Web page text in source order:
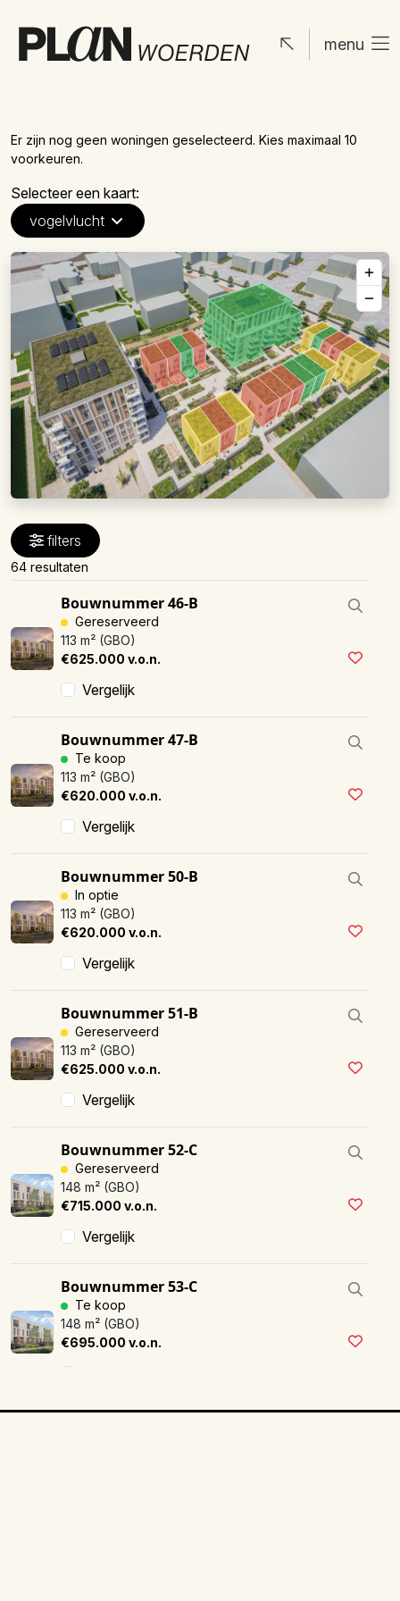
menu
Er zijn nog geen woningen geselecteerd. Kies maximaal 10
voorkeuren.
Selecteer een kaart:
vogelvlucht
filters
64 resultaten
Bouwnummer 46-B
Gereserveerd
113 m² (GBO)
€625.000 v.o.n.
Vergelijk
Bouwnummer 47-B
Te koop
113 m² (GBO)
€620.000 v.o.n.
Vergelijk
Bouwnummer 50-B
In optie
113 m² (GBO)
€620.000 v.o.n.
Vergelijk
Bouwnummer 51-B
Gereserveerd
113 m² (GBO)
€625.000 v.o.n.
Vergelijk
Bouwnummer 52-C
Gereserveerd
148 m² (GBO)
€715.000 v.o.n.
Vergelijk
Bouwnummer 53-C
Te koop
148 m² (GBO)
€695.000 v.o.n.